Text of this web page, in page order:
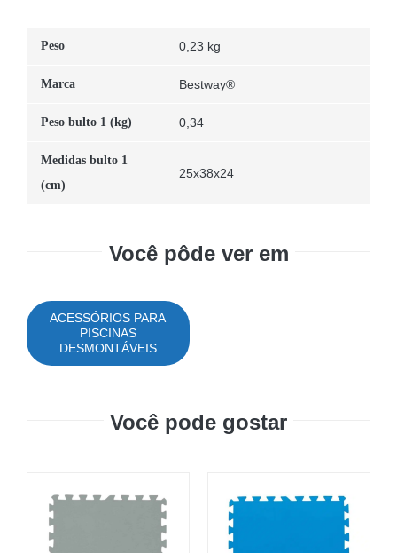
Peso 0,23 kg
Marca Bestway®
Peso bulto 1 (kg) 0,34
Medidas bulto 1
(cm)
25x38x24
Você pôde ver em
ACESSÓRIOS PARA
PISCINAS
DESMONTÁVEIS
Você pode gostar